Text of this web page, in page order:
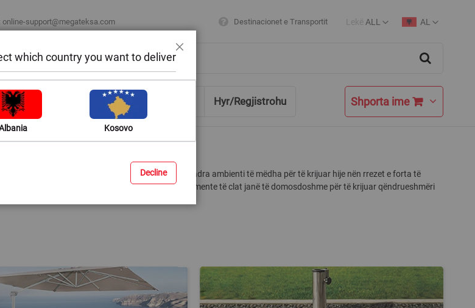
online-support@megateksa.com Destinacionet e Transportit
Currency
Lekë ALL
Language
AL
Ndihmë & Këshilla Hyr/Regjistrohu Shporta ime
e jashtme të shtëpisë apo biznesit tuaj, me çadra ambienti të mëdha për të krijuar hije nën rrezet e forta të
do të gjeni përmasa të ndryshme si dhe bazamente të clat janë të domosdoshme për të krijuar qëndrueshmëri
which country you want to deliver
Kosovo
Decline